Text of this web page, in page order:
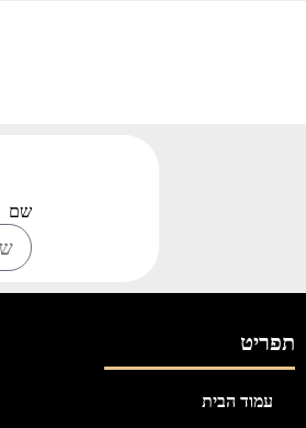
שם
תפריט
עמוד הבית